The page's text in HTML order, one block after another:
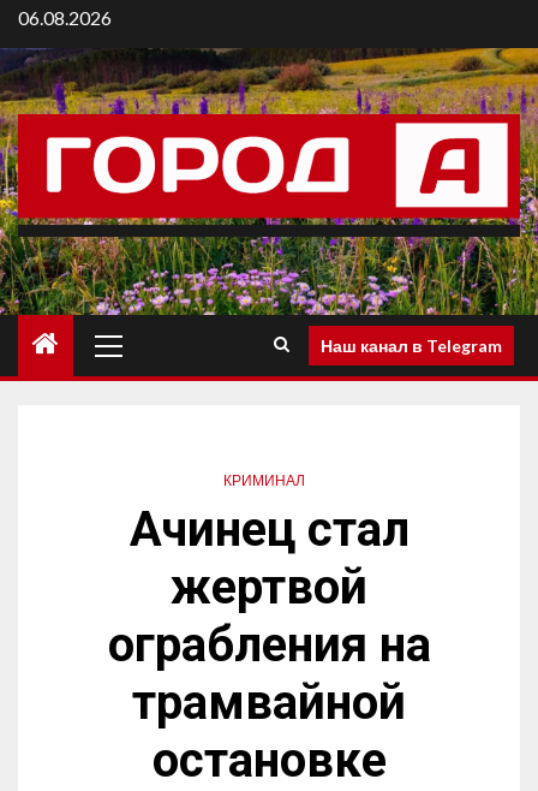
06.08.2026
Наш канал в Telegram
КРИМИНАЛ
Ачинец стал
жертвой
ограбления на
трамвайной
остановке